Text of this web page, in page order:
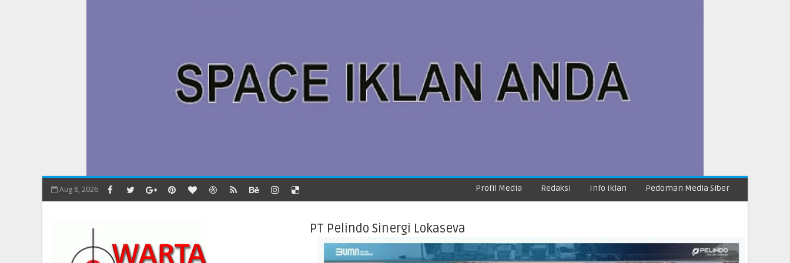
Aug 8, 2026 Profil Media Redaksi Info Iklan Pedoman Media Siber
PT Pelindo Sinergi Lokaseva